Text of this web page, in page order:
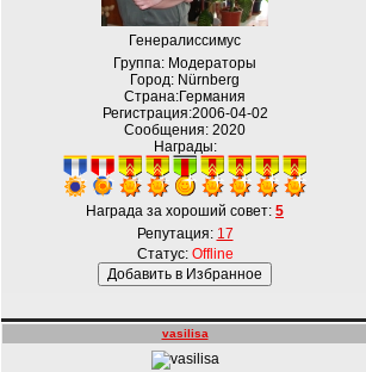
Генералиссимус
Группа: Модераторы
Город: Nürnberg
Страна:Германия
Регистрация:2006-04-02
Сообщения: 2020
Награды:
Награда за хороший совет: 5
Репутация: 17
Статус: Offline
vasilisa